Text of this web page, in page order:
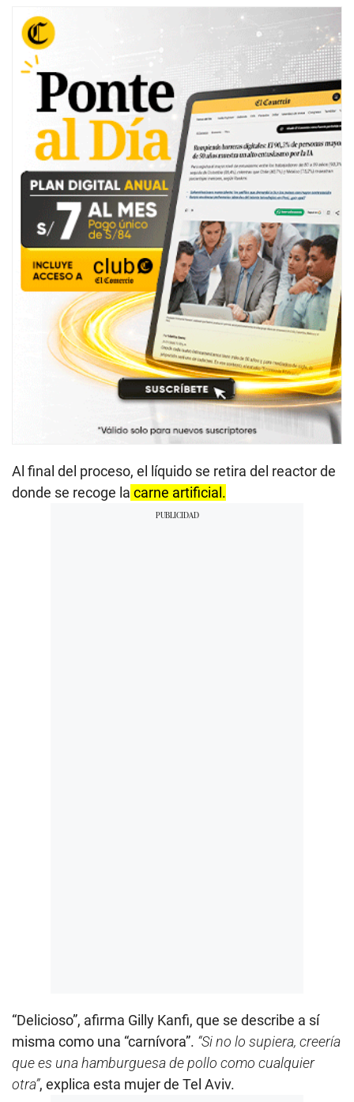
Al final del proceso, el líquido se retira del reactor de
donde se recoge la carne artificial.
“Delicioso”, afirma Gilly Kanfi, que se describe a sí
misma como una “carnívora”. “Si no lo supiera, creería
que es una hamburguesa de pollo como cualquier
otra”, explica esta mujer de Tel Aviv.